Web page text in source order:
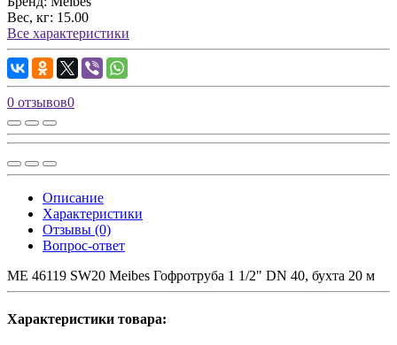
Вес, кг: 15.00
Все характеристики
0 отзывов0
Описание
Характеристики
Отзывы (0)
Вопрос-ответ
ME 46119 SW20 Meibes Гофротруба 1 1/2" DN 40, бухта 20 м
Характеристики товара: